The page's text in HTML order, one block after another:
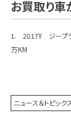
お買取り車
1. 2017Y ジープ
万KM
ニュース＆トピック